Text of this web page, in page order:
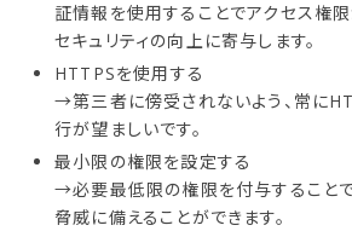
証情報を使用することでアクセス権限
セキュリティの向上に寄与します。
HTTPSを使用する
→第三者に傍受されないよう、常に
行が望ましいです。
最小限の権限を設定する
→必要最低限の権限を付与すること
脅威に備えることができます。